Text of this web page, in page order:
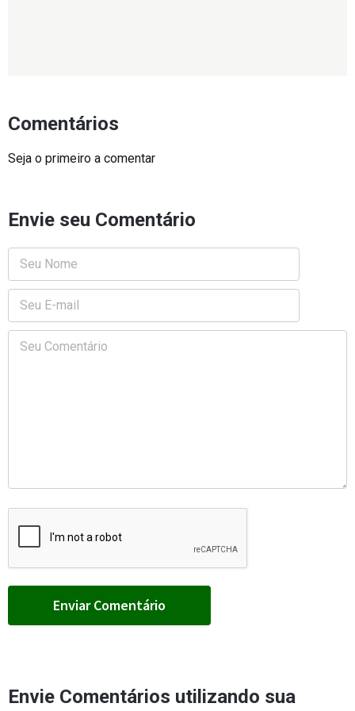
Comentários
Seja o primeiro a comentar
Envie seu Comentário
Envie Comentários utilizando sua